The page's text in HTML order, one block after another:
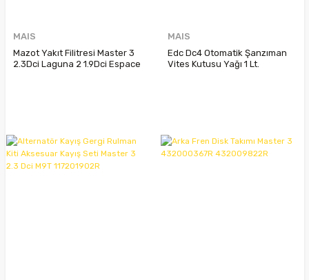
MAIS
Mazot Yakıt Filitresi Master 3
2.3Dci Laguna 2 1.9Dci Espace
MAIS
Edc Dc4 Otomatik Şanzıman
Vites Kutusu Yağı 1 Lt.